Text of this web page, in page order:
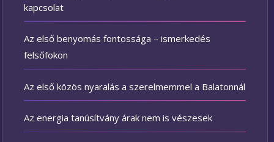
kapcsolat
Az első benyomás fontossága – ismerkedés
felsőfokon
Az első közös nyaralás a szerelmemmel a Balatonnál
Az energia tanúsítvány árak nem is vészesek